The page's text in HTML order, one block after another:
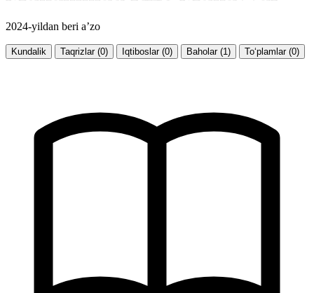
2024-yildan beri a’zo
Kundalik Taqrizlar (0) Iqtiboslar (0) Baholar (1) To‘plamlar (0)